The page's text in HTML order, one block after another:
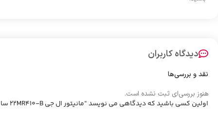
دیدگاه کاربران
نقد و بررسی‌ها
هنوز بررسی‌ای ثبت نشده است.
اولین کسی باشید که دیدگاهی می نویسد “مانیتور ال جی 22MR410-B سایز 22 اینچ”